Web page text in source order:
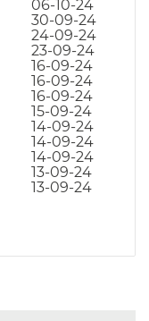
06-10-24
30-09-24
24-09-24
23-09-24
16-09-24
16-09-24
16-09-24
15-09-24
14-09-24
14-09-24
14-09-24
13-09-24
13-09-24